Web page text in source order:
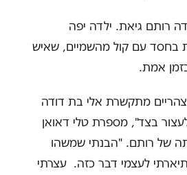
רותם גיאת. ילדה יפה
בחסד עם קול מהשמיים, שאיש
אמת.
מתקשרת אלי בת דודה
בצד", מספרת טלי דאואן
של רותם. "הבנתי שמשהו
לעצמי דבר כזה. עצרתי